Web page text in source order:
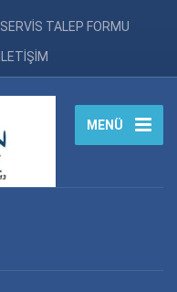
SERVİS TALEP FORMU
İLETİŞİM
MENÜ